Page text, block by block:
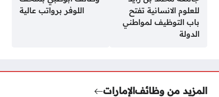
للعلوم الانسانية تفتح
باب التوظيف لمواطني
الدولة
اللوفر برواتب عالية
المزيد من وظائفالإمارات